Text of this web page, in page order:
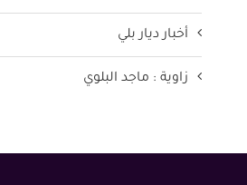
أخبار ديار بلي
زاوية : ماجد البلوي